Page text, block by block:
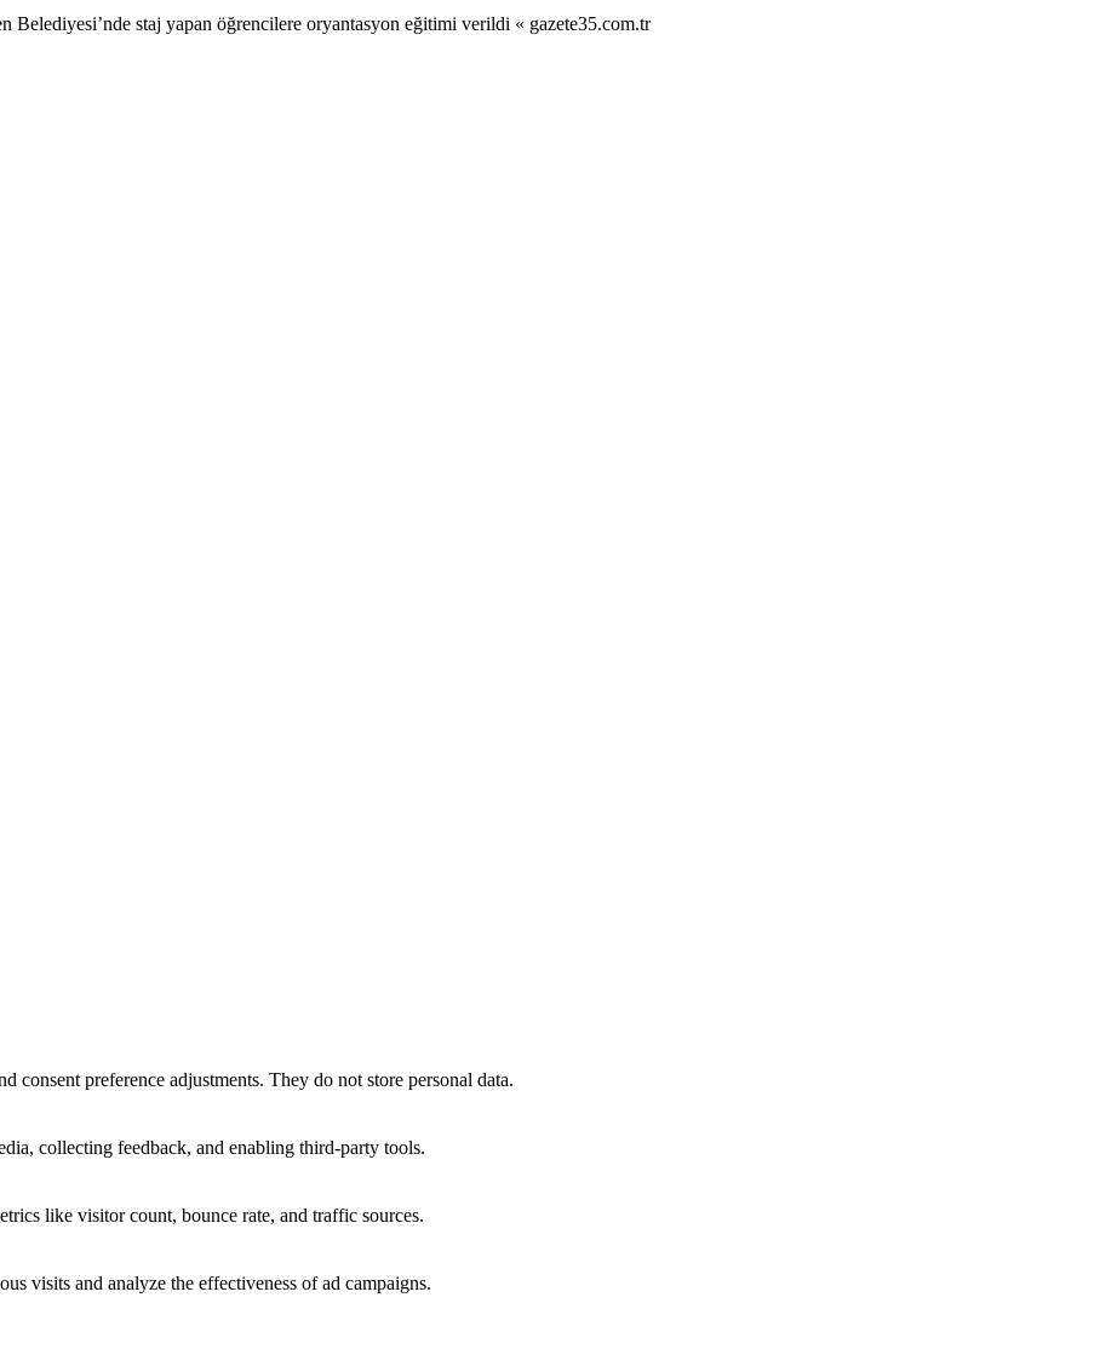
consent preference adjustments. They do not store personal data.
collecting feedback, and enabling third-party tools.
like visitor count, bounce rate, and traffic sources.
visits and analyze the effectiveness of ad campaigns.